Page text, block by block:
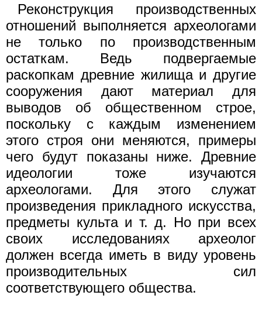
Реконструкция производственных
отношений выполняется археологами
не только по производственным
остаткам. Ведь подвергаемые
раскопкам древние жилища и другие
сооружения дают материал для
выводов об общественном строе,
поскольку с каждым изменением
этого строя они меняются, примеры
чего будут показаны ниже. Древние
идеологии тоже изучаются
археологами. Для этого служат
произведения прикладного искусства,
предметы культа и т. д. Но при всех
своих исследованиях археолог
должен всегда иметь в виду уровень
производительных сил
соответствующего общества.